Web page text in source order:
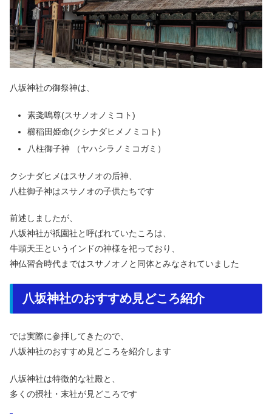
八坂神社の御祭神は、
素戔嗚尊(スサノオノミコト)
櫛稲田姫命(クシナダヒメノミコト)
八柱御子神 （ヤハシラノミコガミ）
クシナダヒメはスサノオの后神、
八柱御子神はスサノオの子供たちです
前述しましたが、
八坂神社が祇園社と呼ばれていたころは、
牛頭天王というインドの神様を祀っており、
神仏習合時代まではスサノオノと同体とみなされていました
八坂神社のおすすめ見どころ紹介
では実際に参拝してきたので、
八坂神社のおすすめ見どころを紹介します
八坂神社は特徴的な社殿と、
多くの摂社・末社が見どころです